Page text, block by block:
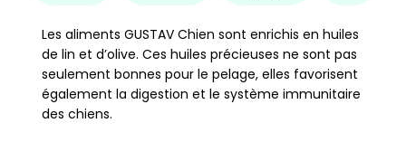
Les aliments GUSTAV Chien sont enrichis en huiles
de lin et d’olive. Ces huiles précieuses ne sont pas
seulement bonnes pour le pelage, elles favorisent
également la digestion et le système immunitaire
des chiens.